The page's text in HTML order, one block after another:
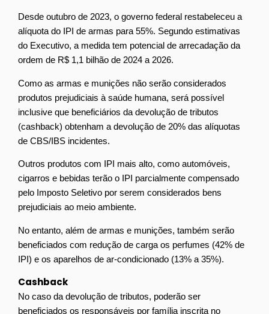
Desde outubro de 2023, o governo federal restabeleceu a
alíquota do IPI de armas para 55%. Segundo estimativas
do Executivo, a medida tem potencial de arrecadação da
ordem de R$ 1,1 bilhão de 2024 a 2026.
Como as armas e munições não serão considerados
produtos prejudiciais à saúde humana, será possível
inclusive que beneficiários da devolução de tributos
(cashback) obtenham a devolução de 20% das alíquotas
de CBS/IBS incidentes.
Outros produtos com IPI mais alto, como automóveis,
cigarros e bebidas terão o IPI parcialmente compensado
pelo Imposto Seletivo por serem considerados bens
prejudiciais ao meio ambiente.
No entanto, além de armas e munições, também serão
beneficiados com redução de carga os perfumes (42% de
IPI) e os aparelhos de ar-condicionado (13% a 35%).
Cashback
No caso da devolução de tributos, poderão ser
beneficiados os responsáveis por família inscrita no